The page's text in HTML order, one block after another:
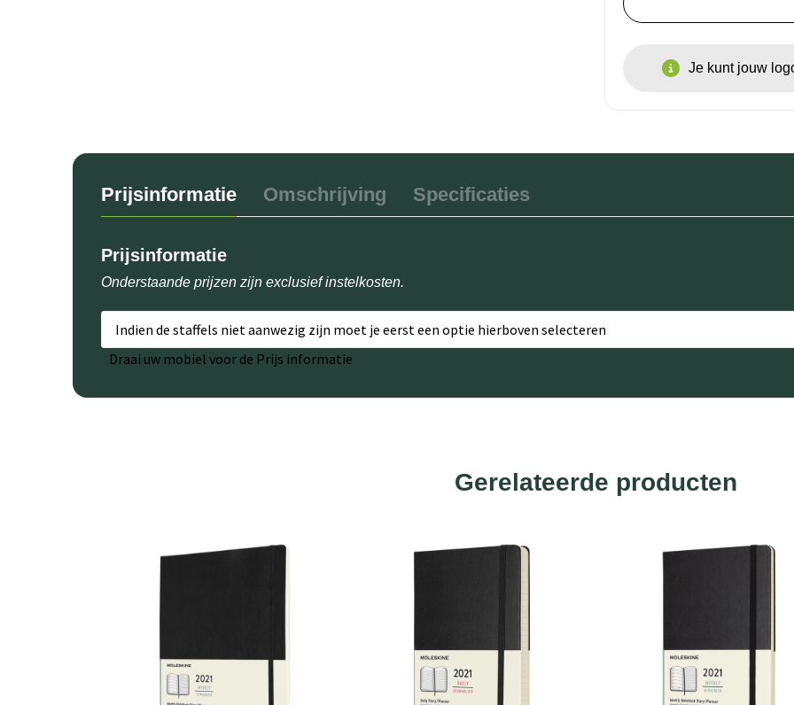
Je kunt jouw
Prijsinformatie Omschrijving Specificaties
Prijsinformatie
Onderstaande prijzen zijn exclusief instelkosten.
Indien de staffels niet aanwezig zijn moet je eerst een optie hierboven selecteren
Draai uw mobiel voor de Prijs informatie
Gerelateerde producten